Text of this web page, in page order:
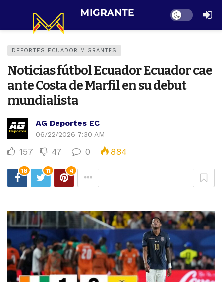
Dark mode
DEPORTES ECUADOR MIGRANTES
Noticias fútbol Ecuador Ecuador cae
ante Costa de Marfil en su debut
mundialista
AG Deportes EC
06/22/2026 7:30 AM
157 47 0 884
18 11 4